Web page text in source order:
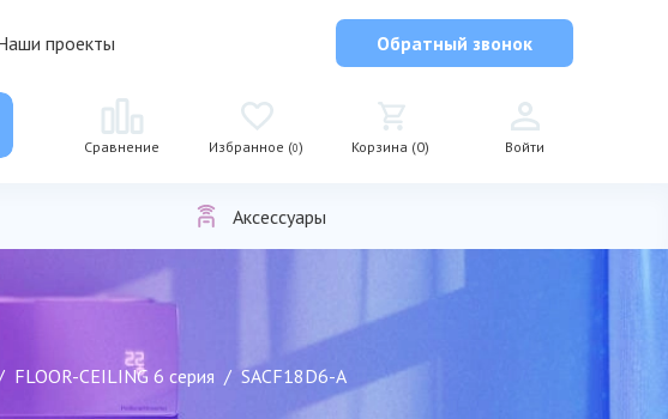
проекты Обратный звонок
Сравнение Избранное (0) Корзина (0) Войти
Аксессуары
FLOOR-CEILING 6 серия SAСF18D6-A